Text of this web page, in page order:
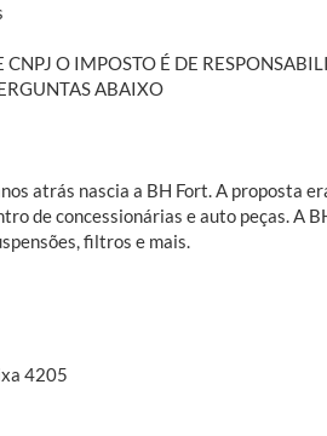
CNPJ O IMPOSTO É DE
ABAIXO
atrás nascia a BH Fort. A proposta
de concessionárias e auto peças. A
filtros e mais.
4205